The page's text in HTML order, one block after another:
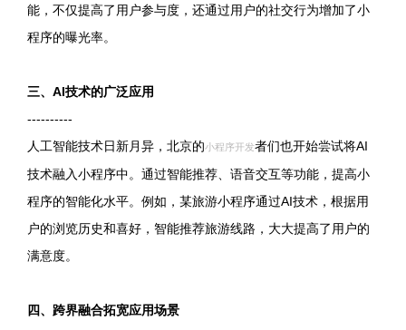
能，不仅提高了用户参与度，还通过用户的社交行为增加了小
程序的曝光率。
三、AI技术的广泛应用
----------
人工智能技术日新月异，北京的小程序开发者们也开始尝试将AI
技术融入小程序中。通过智能推荐、语音交互等功能，提高小
程序的智能化水平。例如，某旅游小程序通过AI技术，根据用
户的浏览历史和喜好，智能推荐旅游线路，大大提高了用户的
满意度。
四、跨界融合拓宽应用场景